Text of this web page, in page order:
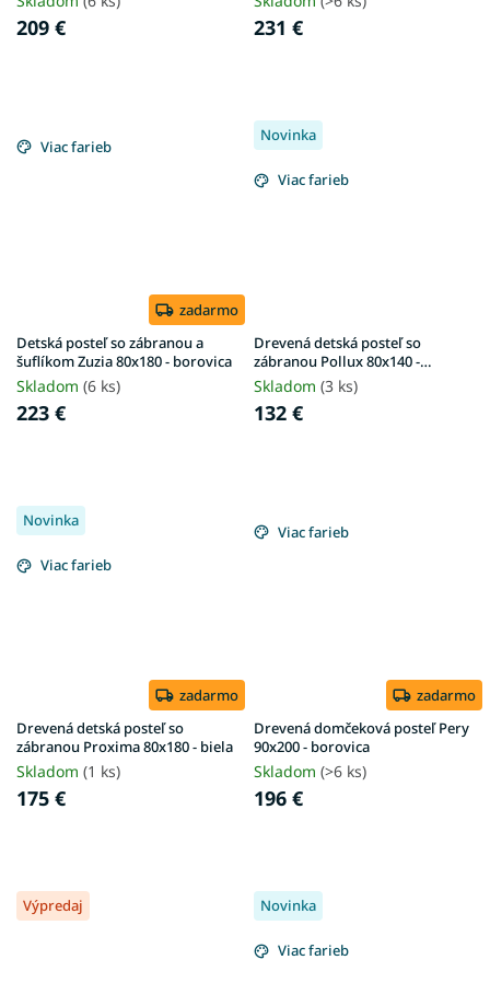
209 € 231 €
Viac farieb
zadarmo
Detská posteľ so zábranou a
šuflíkom Zuzia 80x180 - borovica
Skladom (6 ks)
223 €
Novinka
Viac farieb
Drevená detská posteľ so
zábranou Pollux 80x140 -
borovica
Skladom (3 ks)
132 €
Novinka
Viac farieb
zadarmo
Drevená detská posteľ so
zábranou Proxima 80x180 - biela
Skladom (1 ks)
175 €
Viac farieb
zadarmo
Drevená domčeková posteľ Pery
90x200 - borovica
Skladom (>6 ks)
196 €
Výpredaj Novinka
Viac farieb